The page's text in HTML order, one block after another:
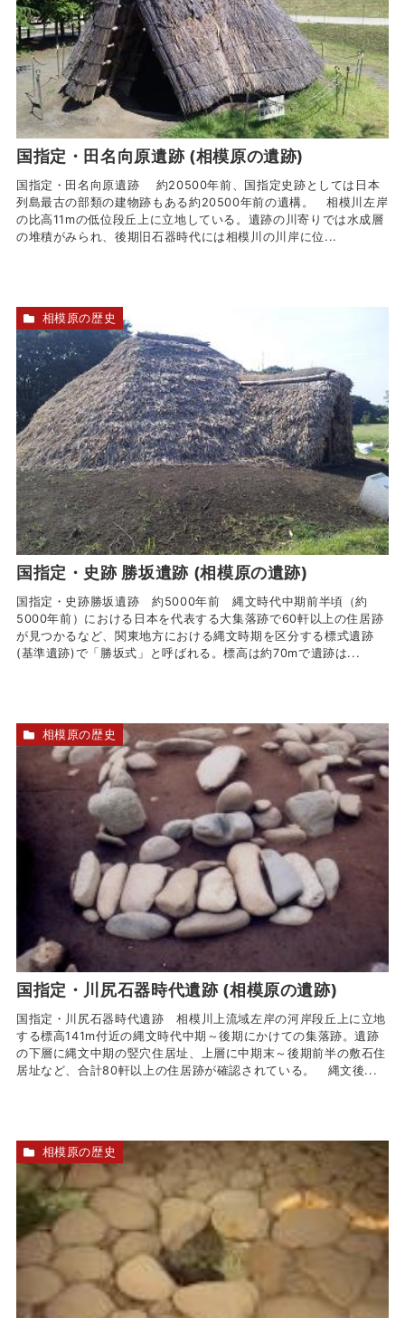
国指定・田名向原遺跡 (相模原の遺跡)
国指定・田名向原遺跡 約20500年前、国指定史跡としては日本
列島最古の部類の建物跡もある約20500年前の遺構。 相模川左岸
の比高11mの低位段丘上に立地している。遺跡の川寄りでは水成層
の堆積がみられ、後期旧石器時代には相模川の川岸に位...
国指定・史跡 勝坂遺跡 (相模原の遺跡)
国指定・史跡勝坂遺跡 約5000年前 縄文時代中期前半頃（約
5000年前）における日本を代表する大集落跡で60軒以上の住居跡
が見つかるなど、関東地方における縄文時期を区分する標式遺跡
(基準遺跡)で「勝坂式」と呼ばれる。標高は約70mで遺跡は...
相模原の歴史
国指定・川尻石器時代遺跡 (相模原の遺跡)
国指定・川尻石器時代遺跡 相模川上流域左岸の河岸段丘上に立地
する標高141m付近の縄文時代中期～後期にかけての集落跡。遺跡
の下層に縄文中期の竪穴住居址、上層に中期末～後期前半の敷石住
居址など、合計80軒以上の住居跡が確認されている。 縄文後...
相模原の歴史
相模原の歴史